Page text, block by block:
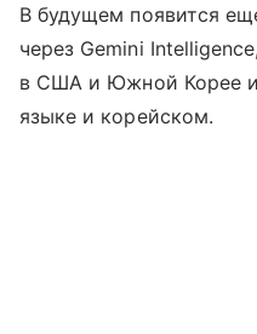
В будущем появится
через Gemini
в США и Южной Корее и
языке и корейском.